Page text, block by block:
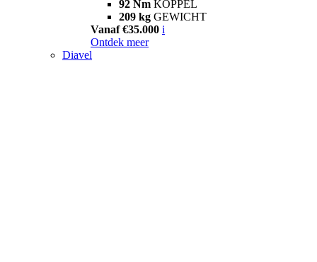
92 Nm KOPPEL
209 kg GEWICHT
Vanaf €35.000 i
Ontdek meer
Diavel